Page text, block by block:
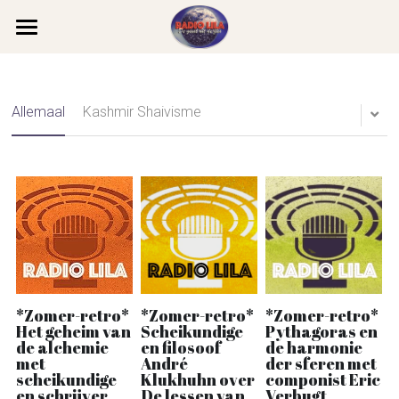
Categorieën
Westerse filosofie
Boeddhisme
Christelijke mystiek
Daoïsme
Grenservaringen
Series
De Geheime Leer
Edda
Gurdjieff Ouspensky
Reïncarnatie
Theosofie
Gasten
Līlā
Contact
Allemaal Kashmir Shaivisme
*Zomer-retro*
Het geheim van
de alchemie
met
scheikundige
*Zomer-retro*
Scheikundige
en filosoof
André
Klukhuhn over
*Zomer-retro*
Pythagoras en
de harmonie
der sferen met
componist Eric
BLOG CATEGORIEËN
Tarot
Muziek
Edda
Boeddhisme
Geheime Leer
Hindoeïsme
Kabbala